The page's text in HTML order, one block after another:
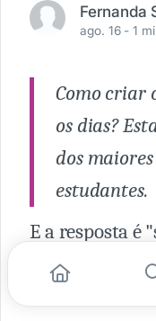
ago. 16 -1
Como criar
os dias?
dos
estudantes.
E a resposta é
novo hábito
,